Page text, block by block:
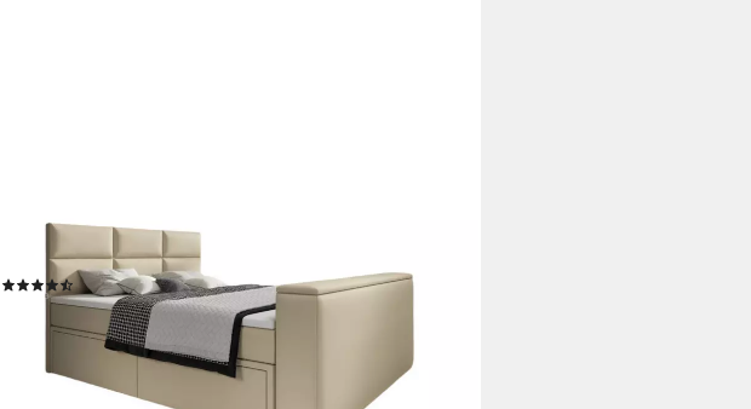
Boxspringbett Citaro, mit TV Lift, USB-Anschluss und
Stauraum
(5)
ab 1.749,00 € 2.269,00 €
lieferbar in 5 Wochen